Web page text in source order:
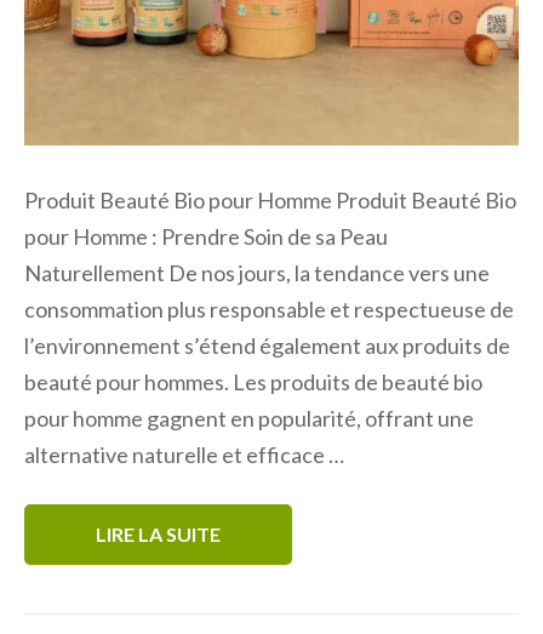
Produit Beauté Bio pour Homme Produit Beauté Bio
pour Homme : Prendre Soin de sa Peau
Naturellement De nos jours, la tendance vers une
consommation plus responsable et respectueuse de
l’environnement s’étend également aux produits de
beauté pour hommes. Les produits de beauté bio
pour homme gagnent en popularité, offrant une
alternative naturelle et efficace …
LIRE LA SUITE